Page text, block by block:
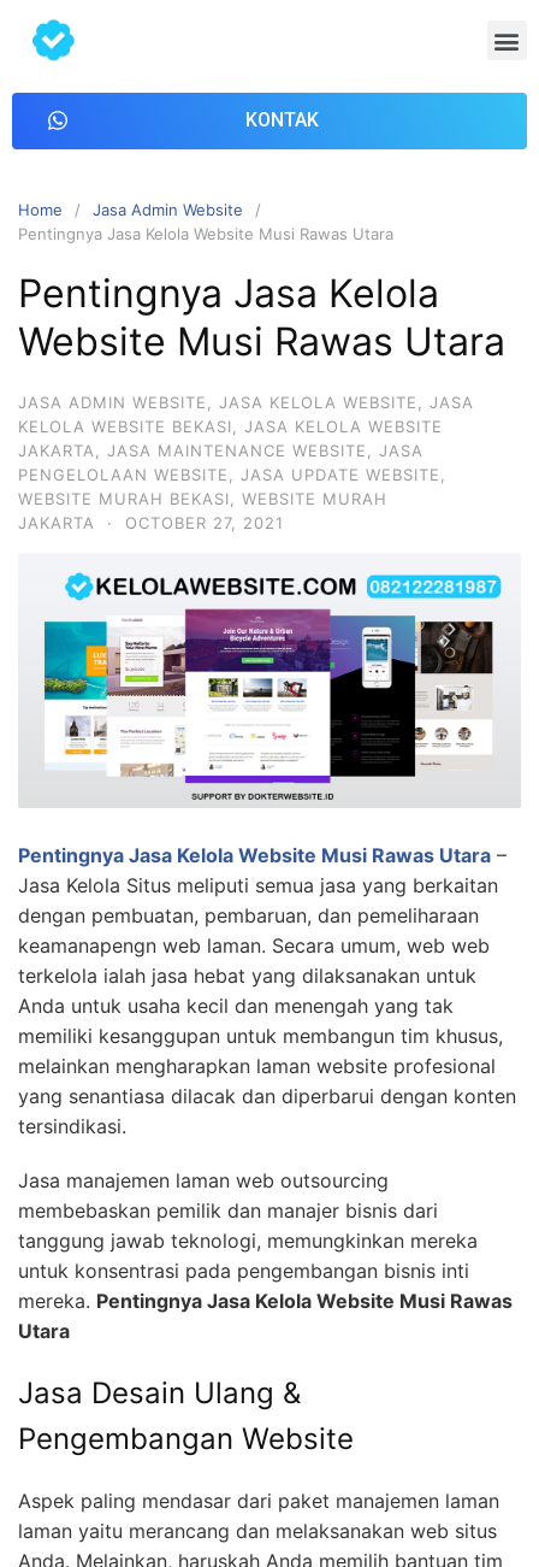
KONTAK
Home
Jasa Admin Website
Pentingnya Jasa Kelola Website Musi Rawas Utara
Pentingnya Jasa Kelola
Website Musi Rawas Utara
JASA ADMIN WEBSITE, JASA KELOLA WEBSITE, JASA
KELOLA WEBSITE BEKASI, JASA KELOLA WEBSITE
JAKARTA, JASA MAINTENANCE WEBSITE, JASA
PENGELOLAAN WEBSITE, JASA UPDATE WEBSITE,
WEBSITE MURAH BEKASI, WEBSITE MURAH
JAKARTA
· OCTOBER 27, 2021
Pentingnya Jasa Kelola Website Musi Rawas Utara –
Jasa Kelola Situs meliputi semua jasa yang berkaitan
dengan pembuatan, pembaruan, dan pemeliharaan
keamanapengn web laman. Secara umum, web web
terkelola ialah jasa hebat yang dilaksanakan untuk
Anda untuk usaha kecil dan menengah yang tak
memiliki kesanggupan untuk membangun tim khusus,
melainkan mengharapkan laman website profesional
yang senantiasa dilacak dan diperbarui dengan konten
tersindikasi.
Jasa manajemen laman web outsourcing
membebaskan pemilik dan manajer bisnis dari
tanggung jawab teknologi, memungkinkan mereka
untuk konsentrasi pada pengembangan bisnis inti
mereka. Pentingnya Jasa Kelola Website Musi Rawas
Utara
Jasa Desain Ulang &
Pengembangan Website
Aspek paling mendasar dari paket manajemen laman
laman yaitu merancang dan melaksanakan web situs
Anda. Melainkan, haruskah Anda memilih bantuan tim